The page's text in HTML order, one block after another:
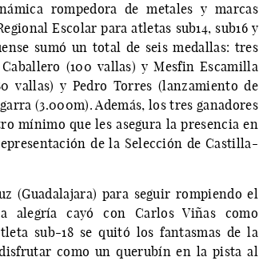
rompedora de metales y marcas
Escolar para atletas sub14, sub16 y
sumó un total de seis medallas: tres
(100 vallas) y Mesfin Escamilla
vallas) y Pedro Torres (lanzamiento de
(3.000m). Además, los tres ganadores
mínimo que les asegura la presencia en
de la Selección de Castilla-
(Guadalajara) para seguir rompiendo el
cayó con Carlos Viñas como
sub-18 se quitó los fantasmas de la
como un querubín en la pista al